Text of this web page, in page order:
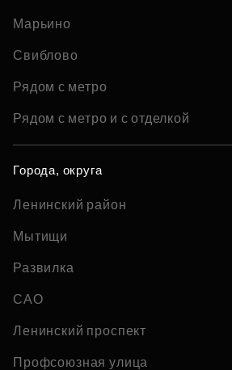
Марьино
Свиблово
Рядом с метро
Рядом с метро и с отделкой
Города, округа
Ленинский район
Мытищи
Развилка
САО
Ленинский проспект
Профсоюзная улица